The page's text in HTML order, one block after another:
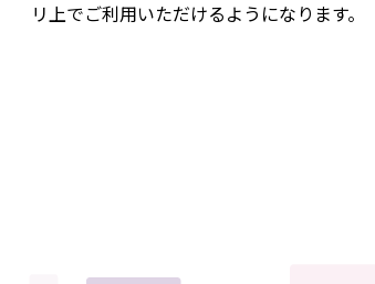
リ上でご利用いただけるようになります。